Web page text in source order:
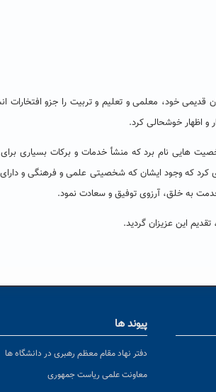
خود، معلمی و تعلیم و تربیت را جزو افتخارات
اظهار خوشحالی کرد.
هایی نام برد که منشأ خدمات و برکات بسیاری
کرد که وجود ایشان که شخصیتی علمی و فرهنگی و
به خلق، آرزوی توفیق و سعادت نمود.
این عزیزان گردید.
پیوند ها
دفتر نهاد مقام معظم رهبری در دانشگاه ها
معاونت علمی ریاست جمهوری